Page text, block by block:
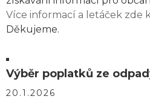
Více informací a letáček zde
Děkujeme.
Výběr poplatků ze
20.1.2026